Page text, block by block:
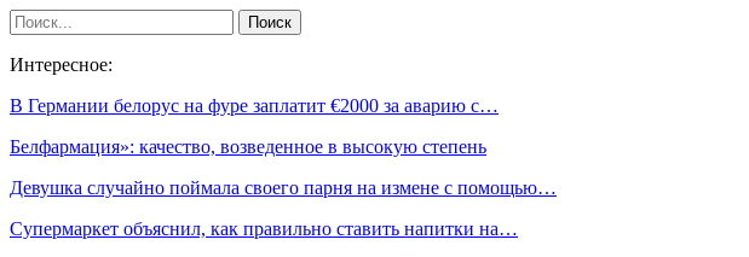
Интересное:
В Германии белорус на фуре заплатит €2000 за аварию с…
Белфармация»: качество, возведенное в высокую степень
Девушка случайно поймала своего парня на измене с помощью…
Супермаркет объяснил, как правильно ставить напитки на…